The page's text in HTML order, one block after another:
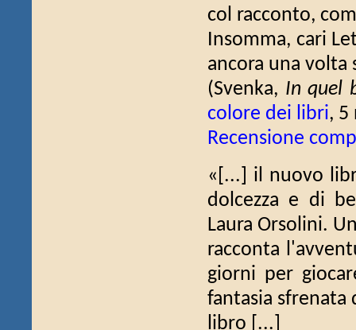
col racconto,
Insomma, cari
ancora una volta
(Svenka, In quel
colore dei libri, 5
Recensione
«[...] il nuovo
dolcezza e di
Laura Orsolini.
racconta
giorni per
fantasia sfrenata
libro [...]